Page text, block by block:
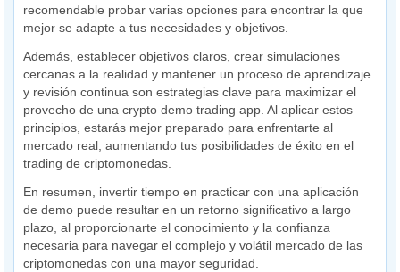
recomendable probar varias opciones para encontrar la que
mejor se adapte a tus necesidades y objetivos.
Además, establecer objetivos claros, crear simulaciones
cercanas a la realidad y mantener un proceso de aprendizaje
y revisión continua son estrategias clave para maximizar el
provecho de una crypto demo trading app. Al aplicar estos
principios, estarás mejor preparado para enfrentarte al
mercado real, aumentando tus posibilidades de éxito en el
trading de criptomonedas.
En resumen, invertir tiempo en practicar con una aplicación
de demo puede resultar en un retorno significativo a largo
plazo, al proporcionarte el conocimiento y la confianza
necesaria para navegar el complejo y volátil mercado de las
criptomonedas con una mayor seguridad.